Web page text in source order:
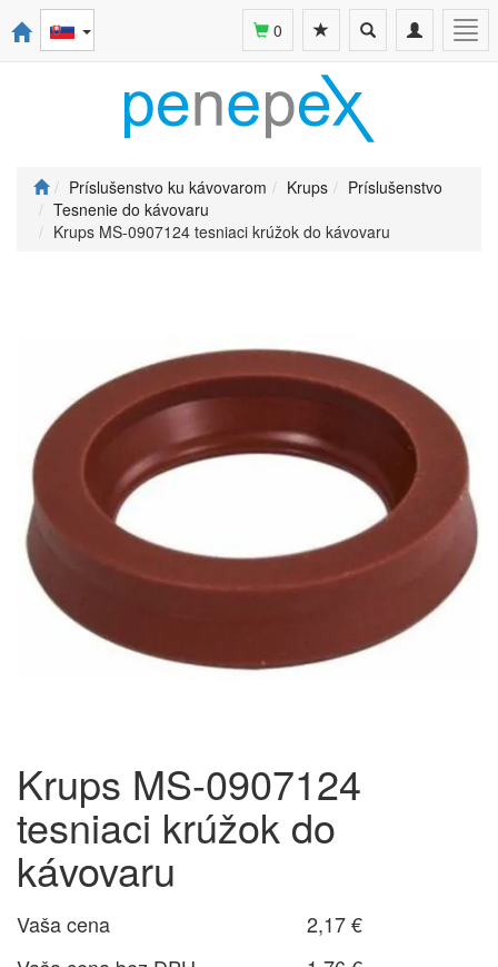
Toggle
navigation
Toggle
search
0
Príslušenstvo ku kávovarom Krups
Príslušenstvo
Tesnenie do kávovaru
Krups MS-0907124 tesniaci krúžok do kávovaru
Krups MS-0907124
tesniaci krúžok do
kávovaru
Vaša cena
2,17 €